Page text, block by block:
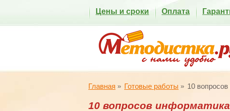
Цены и сроки Оплата
Главная Готовые работы 10
10 вопросов информатика